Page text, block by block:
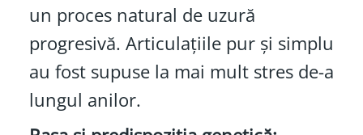
un proces natural de uzură
progresivă. Articulațiile pur și simplu
au fost supuse la mai mult stres de-a
lungul anilor.